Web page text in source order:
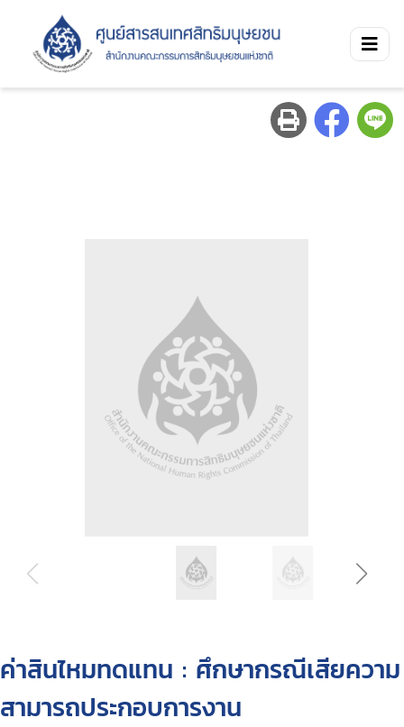
ค่าสินไหมทดแทน : ศึกษากรณีเสียความ
สามารถประกอบการงาน